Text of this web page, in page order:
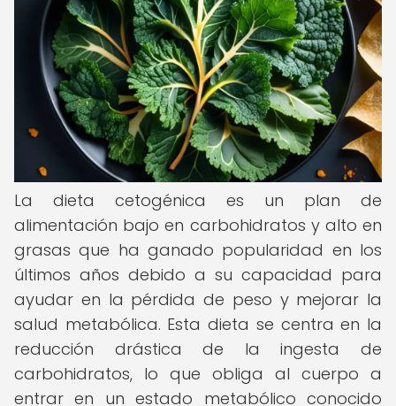
La dieta cetogénica es un plan de
alimentación bajo en carbohidratos y alto en
grasas que ha ganado popularidad en los
últimos años debido a su capacidad para
ayudar en la pérdida de peso y mejorar la
salud metabólica. Esta dieta se centra en la
reducción drástica de la ingesta de
carbohidratos, lo que obliga al cuerpo a
entrar en un estado metabólico conocido